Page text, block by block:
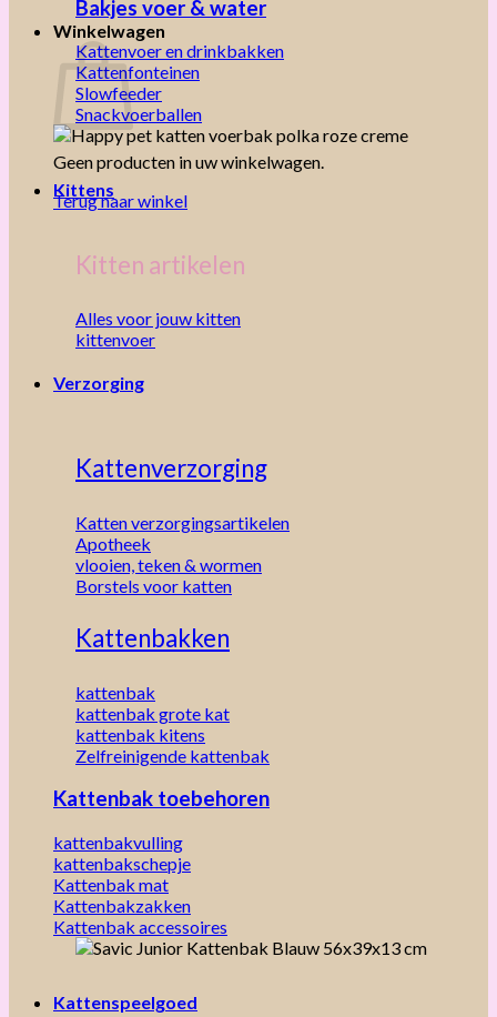
Winkelwagen
Geen producten in uw winkelwagen.
Terug naar winkel
Bakjes voer & water
Kattenvoer en drinkbakken
Kattenfonteinen
Slowfeeder
Snackvoerballen
Kittens
Kitten artikelen
Alles voor jouw kitten
kittenvoer
Verzorging
Kattenverzorging
Katten verzorgingsartikelen
Apotheek
vlooien, teken & wormen
Borstels voor katten
Kattenbakken
kattenbak
kattenbak grote kat
kattenbak kitens
Zelfreinigende kattenbak
Kattenbak toebehoren
kattenbakvulling
kattenbakschepje
Kattenbak mat
Kattenbakzakken
Kattenbak accessoires
Kattenspeelgoed